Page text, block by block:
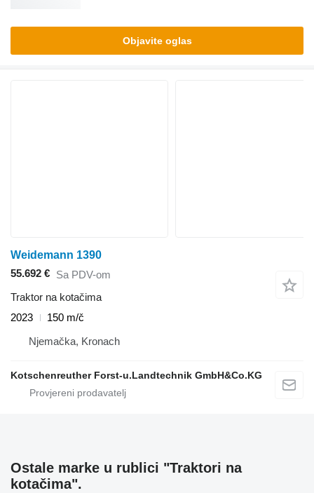
Objavite oglas
Weidemann 1390
55.692 € Sa PDV-om
Traktor na kotačima
2023
150 m/č
Njemačka, Kronach
Kotschenreuther Forst-u.Landtechnik GmbH&Co.KG
Ostale marke u rublici "Traktori na
kotačima".